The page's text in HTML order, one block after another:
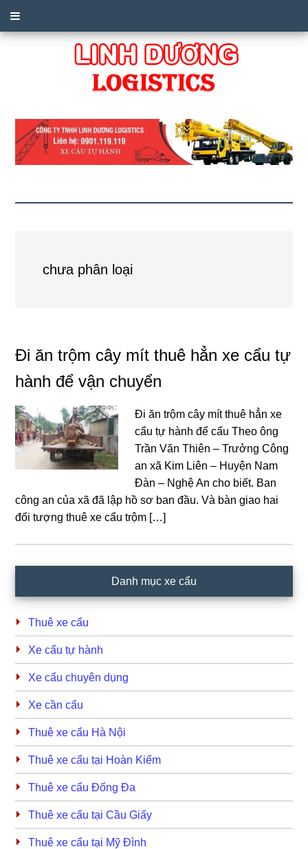
chưa phân loại
Đi ăn trộm cây mít thuê hẳn xe cẩu tự
hành để vận chuyển
Đi ăn trộm cây mít thuê hẳn xe
cẩu tự hành để cẩu Theo ông
Trần Văn Thiên – Trưởng Công
an xã Kim Liên – Huyện Nam
Đàn – Nghệ An cho biết. Ban
công an của xã đã lập hồ sơ ban đầu. Và bàn giao hai
đối tượng thuê xe cẩu trộm […]
Sidebar
Danh mục xe cẩu
Thuê xe cẩu
Xe cẩu tự hành
Xe cẩu chuyên dụng
Xe cần cẩu
Thuê xe cẩu Hà Nội
Thuê xe cẩu tại Hoàn Kiếm
Thuê xe cẩu Đống Đa
Thuê xe cẩu tại Cầu Giấy
Thuê xe cẩu tại Mỹ Đình